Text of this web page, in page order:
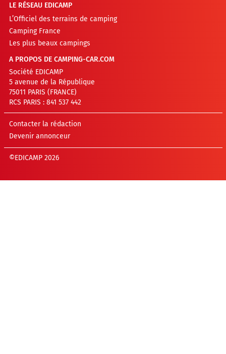
LE RÉSEAU EDICAMP
L’Officiel des terrains de camping
Camping France
Les plus beaux campings
A PROPOS DE CAMPING-CAR.COM
Société EDICAMP
5 avenue de la République
75011 PARIS (FRANCE)
RCS PARIS : 841 537 442
Contacter la rédaction
Devenir annonceur
©EDICAMP 2026